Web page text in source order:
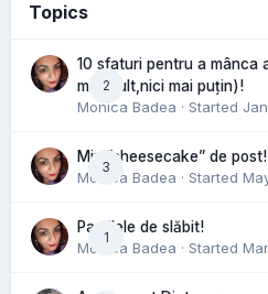
Topics
2
10 sfaturi pentru a mânca
mai mult,nici mai puțin)!
Monica Badea · Started
3
Mini”cheesecake” de post!
Monica Badea · Started
1
Pastilele de slăbit!
Monica Badea · Started